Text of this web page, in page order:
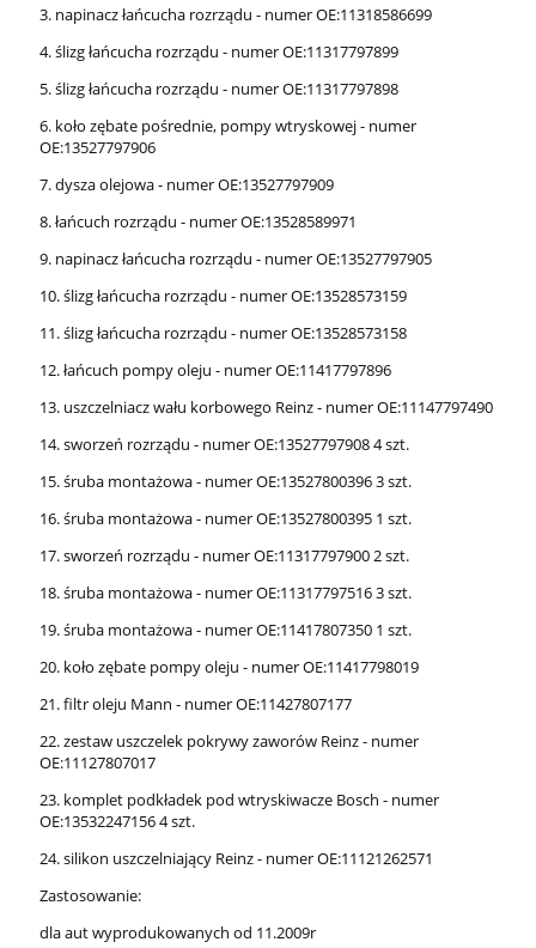
3. napinacz łańcucha rozrządu - numer OE:11318586699
4. ślizg łańcucha rozrządu - numer OE:11317797899
5. ślizg łańcucha rozrządu - numer OE:11317797898
6. koło zębate pośrednie, pompy wtryskowej - numer
OE:13527797906
7. dysza olejowa - numer OE:13527797909
8. łańcuch rozrządu - numer OE:13528589971
9. napinacz łańcucha rozrządu - numer OE:13527797905
10. ślizg łańcucha rozrządu - numer OE:13528573159
11. ślizg łańcucha rozrządu - numer OE:13528573158
12. łańcuch pompy oleju - numer OE:11417797896
13. uszczelniacz wału korbowego Reinz - numer OE:11147797490
14. sworzeń rozrządu - numer OE:13527797908 4 szt.
15. śruba montażowa - numer OE:13527800396 3 szt.
16. śruba montażowa - numer OE:13527800395 1 szt.
17. sworzeń rozrządu - numer OE:11317797900 2 szt.
18. śruba montażowa - numer OE:11317797516 3 szt.
19. śruba montażowa - numer OE:11417807350 1 szt.
20. koło zębate pompy oleju - numer OE:11417798019
21. filtr oleju Mann - numer OE:11427807177
22. zestaw uszczelek pokrywy zaworów Reinz - numer
OE:11127807017
23. komplet podkładek pod wtryskiwacze Bosch - numer
OE:13532247156 4 szt.
24. silikon uszczelniający Reinz - numer OE:11121262571
Zastosowanie:
dla aut wyprodukowanych od 11.2009r